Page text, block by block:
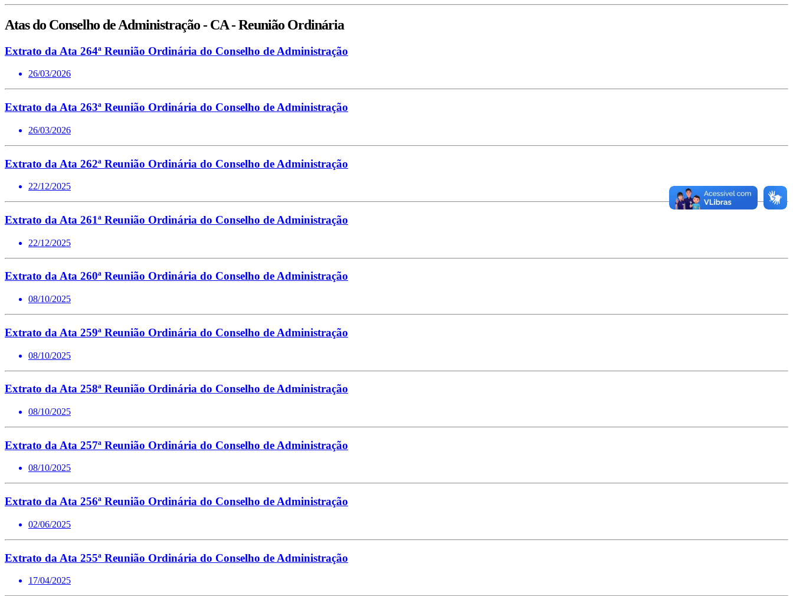
Atas do Conselho de Administração - CA - Reunião Ordinária
Extrato da Ata 264ª Reunião Ordinária do Conselho de Administração
26/03/2026
Extrato da Ata 263ª Reunião Ordinária do Conselho de Administração
26/03/2026
Extrato da Ata 262ª Reunião Ordinária do Conselho de Administração
22/12/2025
Extrato da Ata 261ª Reunião Ordinária do Conselho de Administração
22/12/2025
Extrato da Ata 260ª Reunião Ordinária do Conselho de Administração
08/10/2025
Extrato da Ata 259ª Reunião Ordinária do Conselho de Administração
08/10/2025
Extrato da Ata 258ª Reunião Ordinária do Conselho de Administração
08/10/2025
Extrato da Ata 257ª Reunião Ordinária do Conselho de Administração
08/10/2025
Extrato da Ata 256ª Reunião Ordinária do Conselho de Administração
02/06/2025
Extrato da Ata 255ª Reunião Ordinária do Conselho de Administração
17/04/2025